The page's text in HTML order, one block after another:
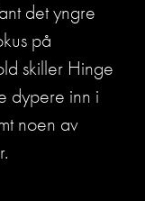
det yngre
på
skiller Hinge
dypere inn i
noen av